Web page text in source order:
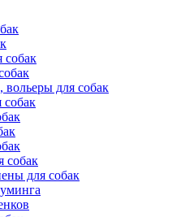
собак
вольеры для собак
собак
собак
для собак